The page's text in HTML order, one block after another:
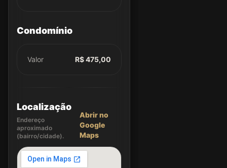
Condomínio
Valor R$ 475,00
Localização
Endereço
aproximado
(bairro/cidade).
Abrir no
Google
Maps